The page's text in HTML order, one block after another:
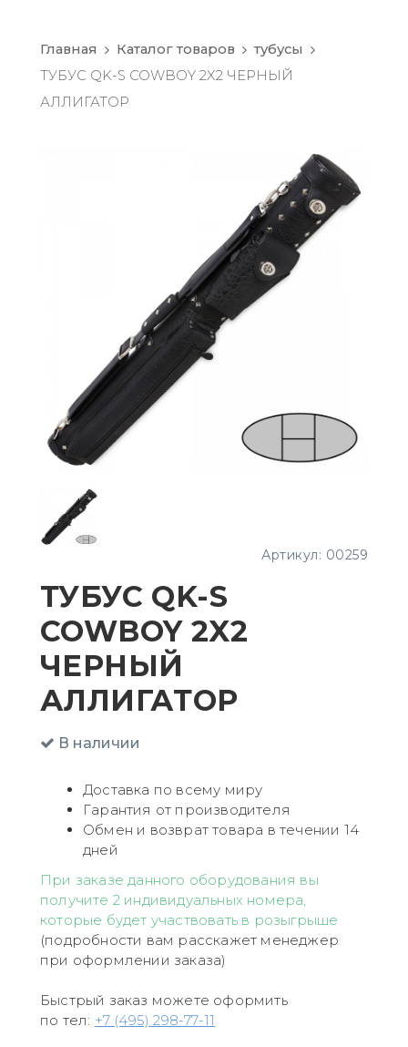
Главная Каталог товаров
тубусы
ТУБУС QK-S COWBOY 2X2 ЧЕРНЫЙ
АЛЛИГАТОР
Артикул: 00259
ТУБУС QK-S
COWBOY 2X2
ЧЕРНЫЙ
АЛЛИГАТОР
В наличии
Доставка по всему миру
Гарантия от производителя
Обмен и возврат товара в течении 14
дней
При заказе данного оборудования вы
получите 2 индивидуальных номера,
которые будет участвовать в розыгрыше
(подробности вам расскажет менеджер
при оформлении заказа)
Быстрый заказ можете оформить
по тел: +7 (495) 298-77-11